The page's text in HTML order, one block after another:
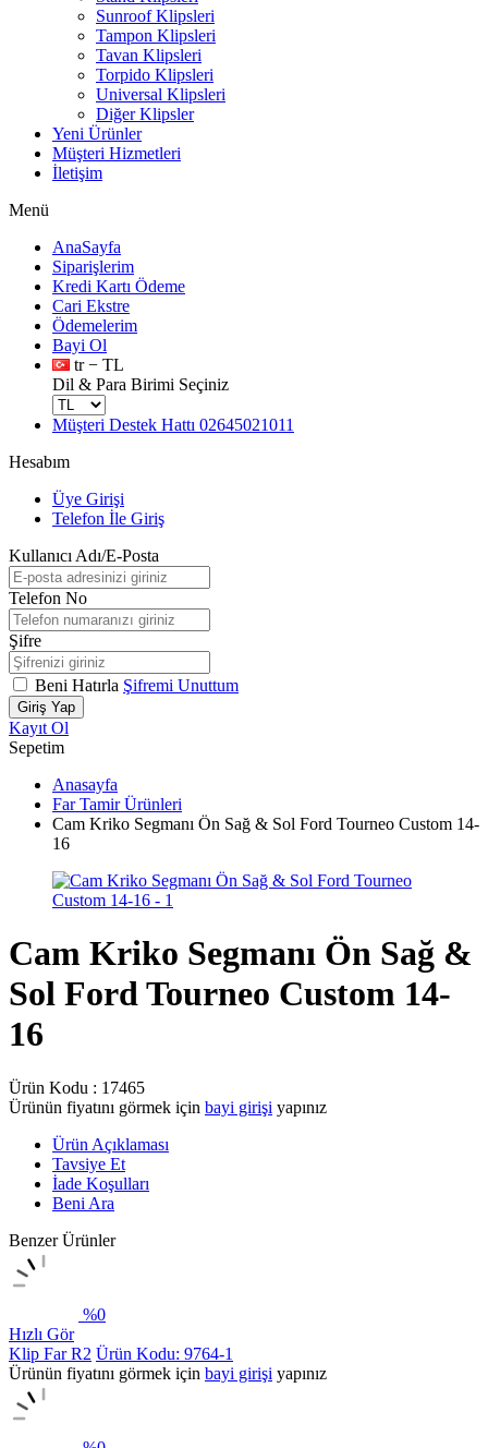
Sunroof Klipsleri
Tampon Klipsleri
Tavan Klipsleri
Torpido Klipsleri
Universal Klipsleri
Diğer Klipsler
Yeni Ürünler
Müşteri Hizmetleri
İletişim
Menü
AnaSayfa
Siparişlerim
Kredi Kartı Ödeme
Cari Ekstre
Ödemelerim
Bayi Ol
tr − TL
Dil & Para Birimi Seçiniz
Müşteri Destek Hattı 02645021011
Hesabım
Üye Girişi
Telefon İle Giriş
Kullanıcı Adı/E-Posta
Telefon No
Şifre
Beni Hatırla Şifremi Unuttum
Giriş Yap
Kayıt Ol
Sepetim
Anasayfa
Far Tamir Ürünleri
Cam Kriko Segmanı Ön Sağ & Sol Ford Tourneo Custom 14-
16
Cam Kriko Segmanı Ön Sağ &
Sol Ford Tourneo Custom 14-
16
Ürün Kodu : 17465
Ürünün fiyatını görmek için bayi girişi yapınız
Ürün Açıklaması
Tavsiye Et
İade Koşulları
Beni Ara
Benzer Ürünler
%0
Hızlı Gör
Klip Far R2 Ürün Kodu: 9764-1
Ürünün fiyatını görmek için bayi girişi yapınız